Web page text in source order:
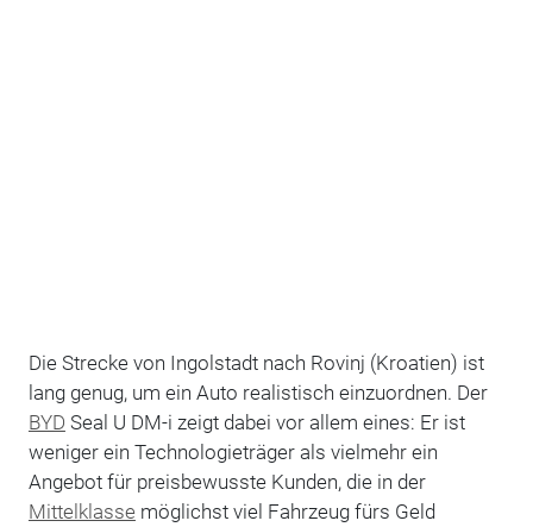
Die Strecke von Ingolstadt nach Rovinj (Kroatien) ist
lang genug, um ein Auto realistisch einzuordnen. Der
BYD Seal U DM-i zeigt dabei vor allem eines: Er ist
weniger ein Technologieträger als vielmehr ein
Angebot für preisbewusste Kunden, die in der
Mittelklasse möglichst viel Fahrzeug fürs Geld